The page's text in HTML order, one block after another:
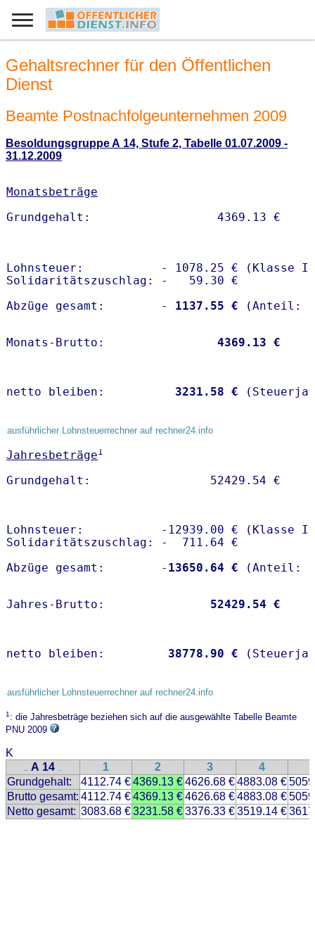
Gehaltsrechner für den Öffentlichen
Dienst
Beamte Postnachfolgeunternehmen 2009
Besoldungsgruppe A 14, Stufe 2, Tabelle 01.07.2009 -
31.12.2009
Monatsbeträge
Lohnsteuer:           - 1078.25 € (Klasse I)
Solidaritätszuschlag: -   59.30 €
Abzüge gesamt:        -
1137.55 €
Monats-Brutto: 4369.13 €
netto bleiben: 3231.58 €
ausführlicher Lohnsteuerrechner auf rechner24.info
Jahresbeträge1
Lohnsteuer:           -12939.00 € (Klasse I)
Solidaritätszuschlag: -  711.64 €
Abzüge gesamt:        - 13650.64 €
Jahres-Brutto: 52429.54 €
netto bleiben: 38778.90 €
ausführlicher Lohnsteuerrechner auf rechner24.info
1: die Jahresbeträge beziehen sich auf die ausgewählte Tabelle Beamte
PNU 2009
K
.. A 14 .. 1 2 3 4
Grundgehalt:
4112.74 €4369.13 €4626.68 €4883.08 €
Brutto gesamt: 4112.74 €4369.13 €4626.68 €4883.08 €
Netto gesamt: 3083.68 €3231.58 €3376.33 €3519.14 €